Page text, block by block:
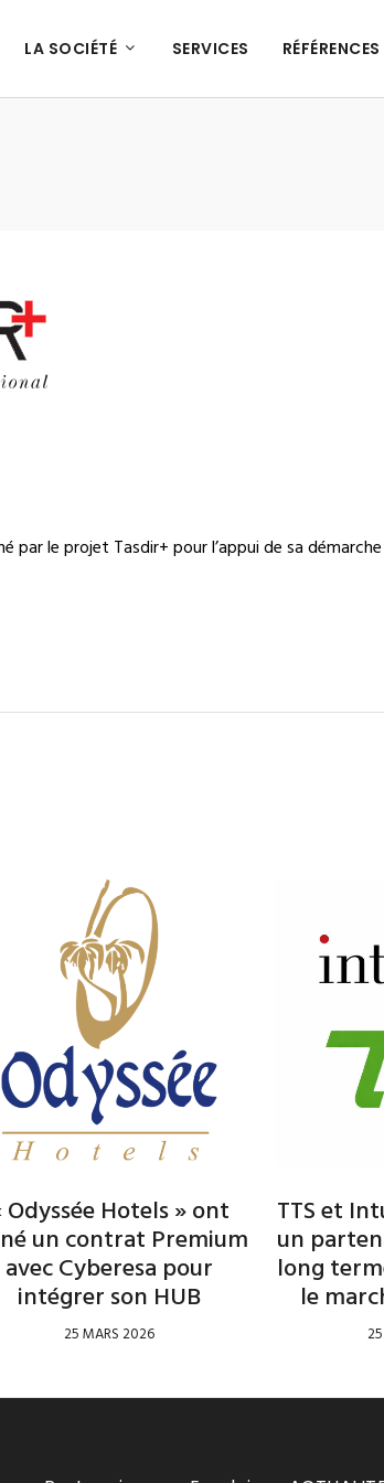
LA SOCIÉTÉ SERVICES RÉFÉRENCES
par le projet Tasdir+ pour l’appui de sa
Odyssée Hotels » ont
un contrat Premium
avec Cyberesa pour
intégrer son HUB
25 MARS 2026
TTS et
un
long
le